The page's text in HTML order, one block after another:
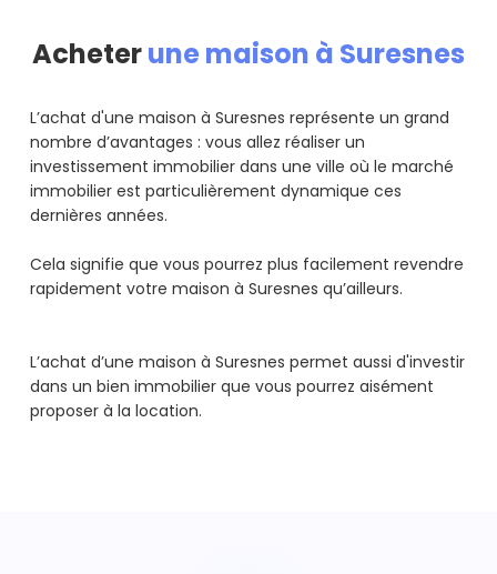
Acheterune maison à Suresnes
L’achat d'une maison à Suresnes représente un grand
nombre d’avantages : vous allez réaliser un
investissement immobilier dans une ville où le marché
immobilier est particulièrement dynamique ces
dernières années.
Cela signifie que vous pourrez plus facilement revendre
rapidement votre maison à Suresnes qu’ailleurs.
L’achat d’une maison à Suresnes permet aussi d'investir
dans un bien immobilier que vous pourrez aisément
proposer à la location.